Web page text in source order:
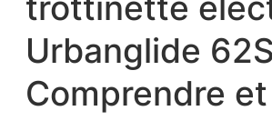
trottinette
Urbanglide
Comprendre et